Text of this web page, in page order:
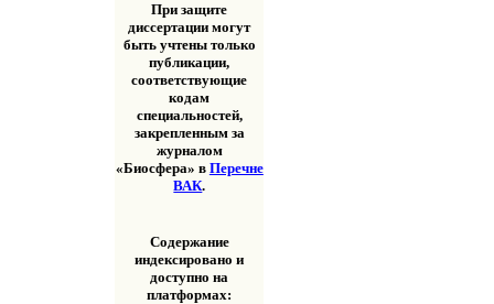
При защите
диссертации могут
быть учтены только
публикации,
соответствующие
кодам
специальностей,
закрепленным за
журналом
«Биосфера» в Перечне
ВАК.
Содержание
индексировано и
доступно на
платформах: